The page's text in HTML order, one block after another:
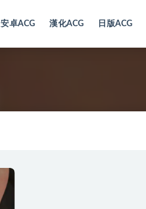
安卓ACG 漢化ACG 日版ACG